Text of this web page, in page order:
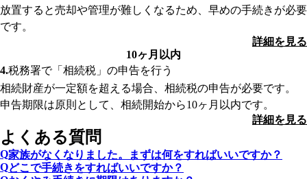
放置すると売却や管理が難しくなるため、早めの手続きが必要
です。
詳細を見る
10ヶ月以内
税務署で「相続税」の申告を行う
相続財産が一定額を超える場合、相続税の申告が必要です。
申告期限は原則として、相続開始から10ヶ月以内です。
詳細を見る
よくある質問
家族がなくなりました。まずは何をすればいいですか？
どこで手続きをすればいいですか？